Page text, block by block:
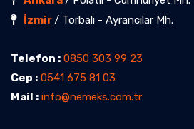
İzmir/ Torbalı - Ayrancılar Mh.
Telefon : 0850 303 99 23
Cep : 0541 675 81 03
Mail : info@nemeks.com.tr